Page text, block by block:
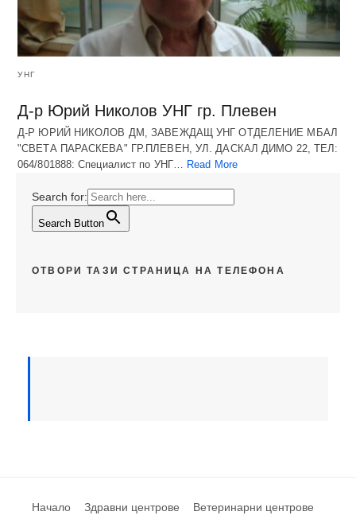
УНГ
Д-р Юрий Николов УНГ гр. Плевен
Д-Р ЮРИЙ НИКОЛОВ ДМ, ЗАВЕЖДАЩ УНГ ОТДЕЛЕНИЕ МБАЛ
"СВЕТА ПАРАСКЕВА" ГР.ПЛЕВЕН, УЛ. ДАСКАЛ ДИМО 22, ТЕЛ:
064/801888: Специалист по УНГ… Read More
Search for:
Search Button
ОТВОРИ ТАЗИ СТРАНИЦА НА ТЕЛЕФОНА
Начало Здравни центрове Ветеринарни центрове